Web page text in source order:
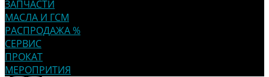
ЗАПЧАСТИ
МАСЛА И ГСМ
РАСПРОДАЖА %
СЕРВИС
ПРОКАТ
МЕРОПРИТИЯ